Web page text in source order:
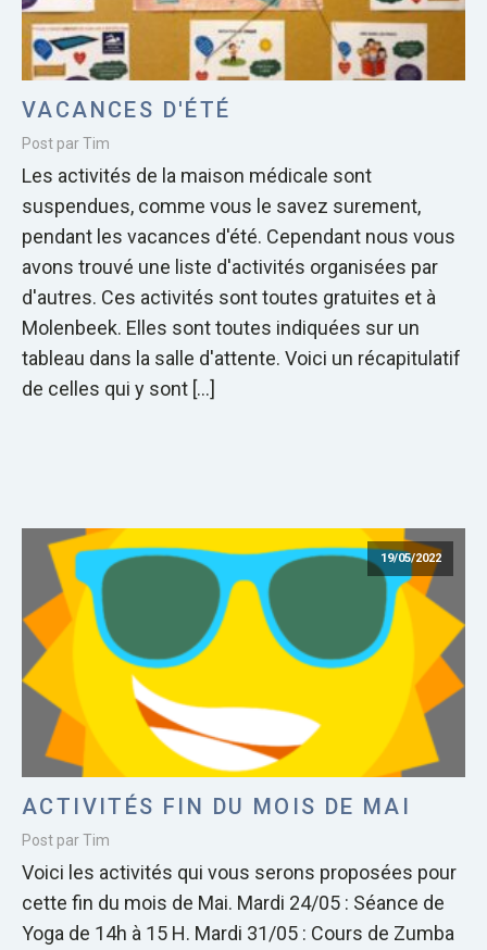
VACANCES D'ÉTÉ
Post par Tim
Les activités de la maison médicale sont
suspendues, comme vous le savez surement,
pendant les vacances d'été. Cependant nous vous
avons trouvé une liste d'activités organisées par
d'autres. Ces activités sont toutes gratuites et à
Molenbeek. Elles sont toutes indiquées sur un
tableau dans la salle d'attente. Voici un récapitulatif
de celles qui y sont […]
19/05/2022
ACTIVITÉS FIN DU MOIS DE MAI
Post par Tim
Voici les activités qui vous serons proposées pour
cette fin du mois de Mai. Mardi 24/05 : Séance de
Yoga de 14h à 15 H. Mardi 31/05 : Cours de Zumba